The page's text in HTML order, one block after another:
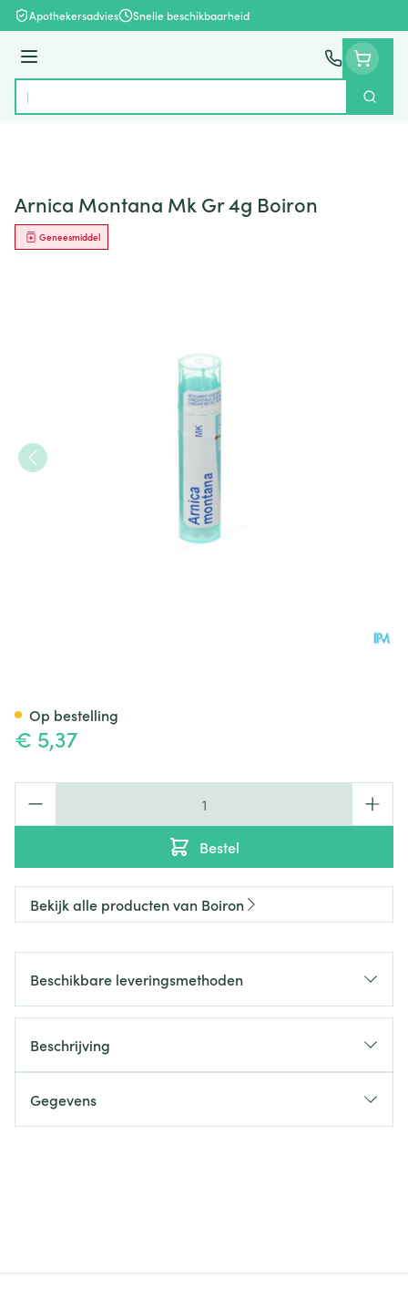
Ga naar de inhoud
Apothekersadvies Snelle beschikbaarheid
Menu
Product, merk, categorie...
Zoek
Arnica Montana Mk Gr 4g Boiron
Geneesmiddel
€ 5,37
Bestel
Op bestelling
Bekijk alle producten van Boiron
Beschikbare leveringsmethoden
Beschrijving
Gegevens